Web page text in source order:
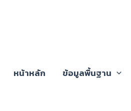
หน้าหลัก ข้อมูลพื้นฐาน